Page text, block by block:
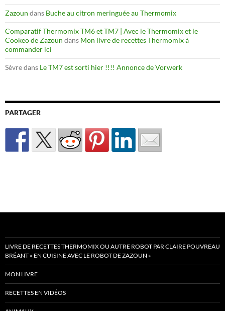
Zazoun dans Buche au citron meringuée au Thermomix
Comparatif Thermomix TM6 et TM7 | Avec le Thermomix et le
Cookeo de Zazoun dans Mon livre de recettes Thermomix à
commander ici
Sèvredans Le TM7 est sorti hier !!!! Annonce de Vorwerk
PARTAGER
LIVRE DE RECETTES THERMOMIX OU AUTRE ROBOT PAR CLAIRE POUVREAU
BRÉANT « EN CUISINE AVEC LE ROBOT DE ZAZOUN »
MON LIVRE
RECETTES EN VIDÉOS